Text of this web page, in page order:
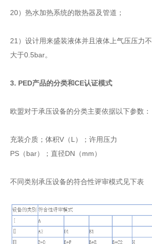
20）热水加热系统的散热器及管道；
21）设计用来盛装液体并且液体上气压压力不
大于0.5bar。
3. PED产品的分类和CE认证模式
欧盟对于承压设备的分类主要依据以下参数：
充装介质；体积V（L）；许用压力
PS（bar）；直径DN（mm）
不同类别承压设备的符合性评审模式见下表